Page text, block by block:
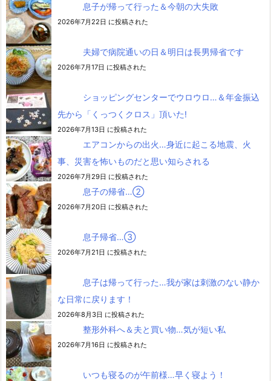
息子が帰って行った＆今朝の大失敗
2026年7月22日 に投稿された
夫婦で病院通いの日＆明日は長男帰省です
2026年7月17日 に投稿された
ショッピングセンターでウロウロ…＆年金振込
先から「くっつくクロス」頂いた!
2026年7月13日 に投稿された
エアコンからの出火…身近に起こる地震、火
事、災害を怖いものだと思い知らされる
2026年7月29日 に投稿された
息子の帰省…②
2026年7月20日 に投稿された
息子帰省…③
2026年7月21日 に投稿された
息子は帰って行った…我が家は刺激のない静か
な日常に戻ります！
2026年8月3日 に投稿された
整形外科へ＆夫と買い物…気が短い私
2026年7月16日 に投稿された
いつも寝るのが午前様…早く寝よう！